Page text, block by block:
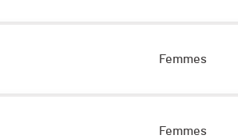
Femmes
Femmes